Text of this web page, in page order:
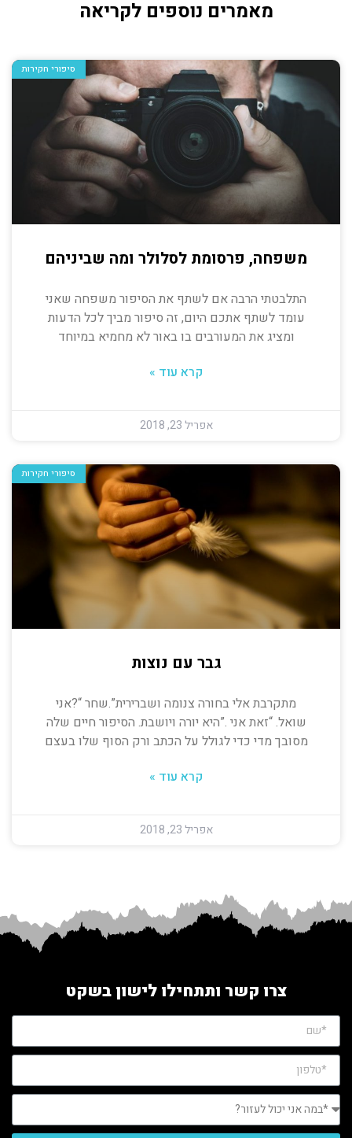
מאמרים נוספים לקריאה
סיפורי חקירות
משפחה, פרסומת לסלולר ומה שביניהם
התלבטתי הרבה אם לשתף את הסיפור משפחה שאני
עומד לשתף אתכם היום, זה סיפור מביך לכל הדעות
ומציג את המעורבים בו באור לא מחמיא במיוחד
קרא עוד »
אפריל 23, 2018
סיפורי חקירות
גבר עם נוצות
מתקרבת אלי בחורה צנומה ושברירית”.שחר “?אני
שואל. “זאת אני .”היא יורה ויושבת. הסיפור חיים שלה
מסובך מדי כדי לגולל על הכתב ורק הסוף שלו בעצם
קרא עוד »
אפריל 23, 2018
צרו קשר ותתחילו לישון בשקט